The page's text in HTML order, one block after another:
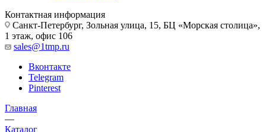
Контактная информация
Санкт-Петербург, Зольная улица, 15, БЦ «Морская столица»,
1 этаж, офис 106
sales@1tmp.ru
Вконтакте
Telegram
Pinterest
Главная
—
Каталог